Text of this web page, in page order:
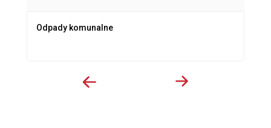
Odpady komunalne